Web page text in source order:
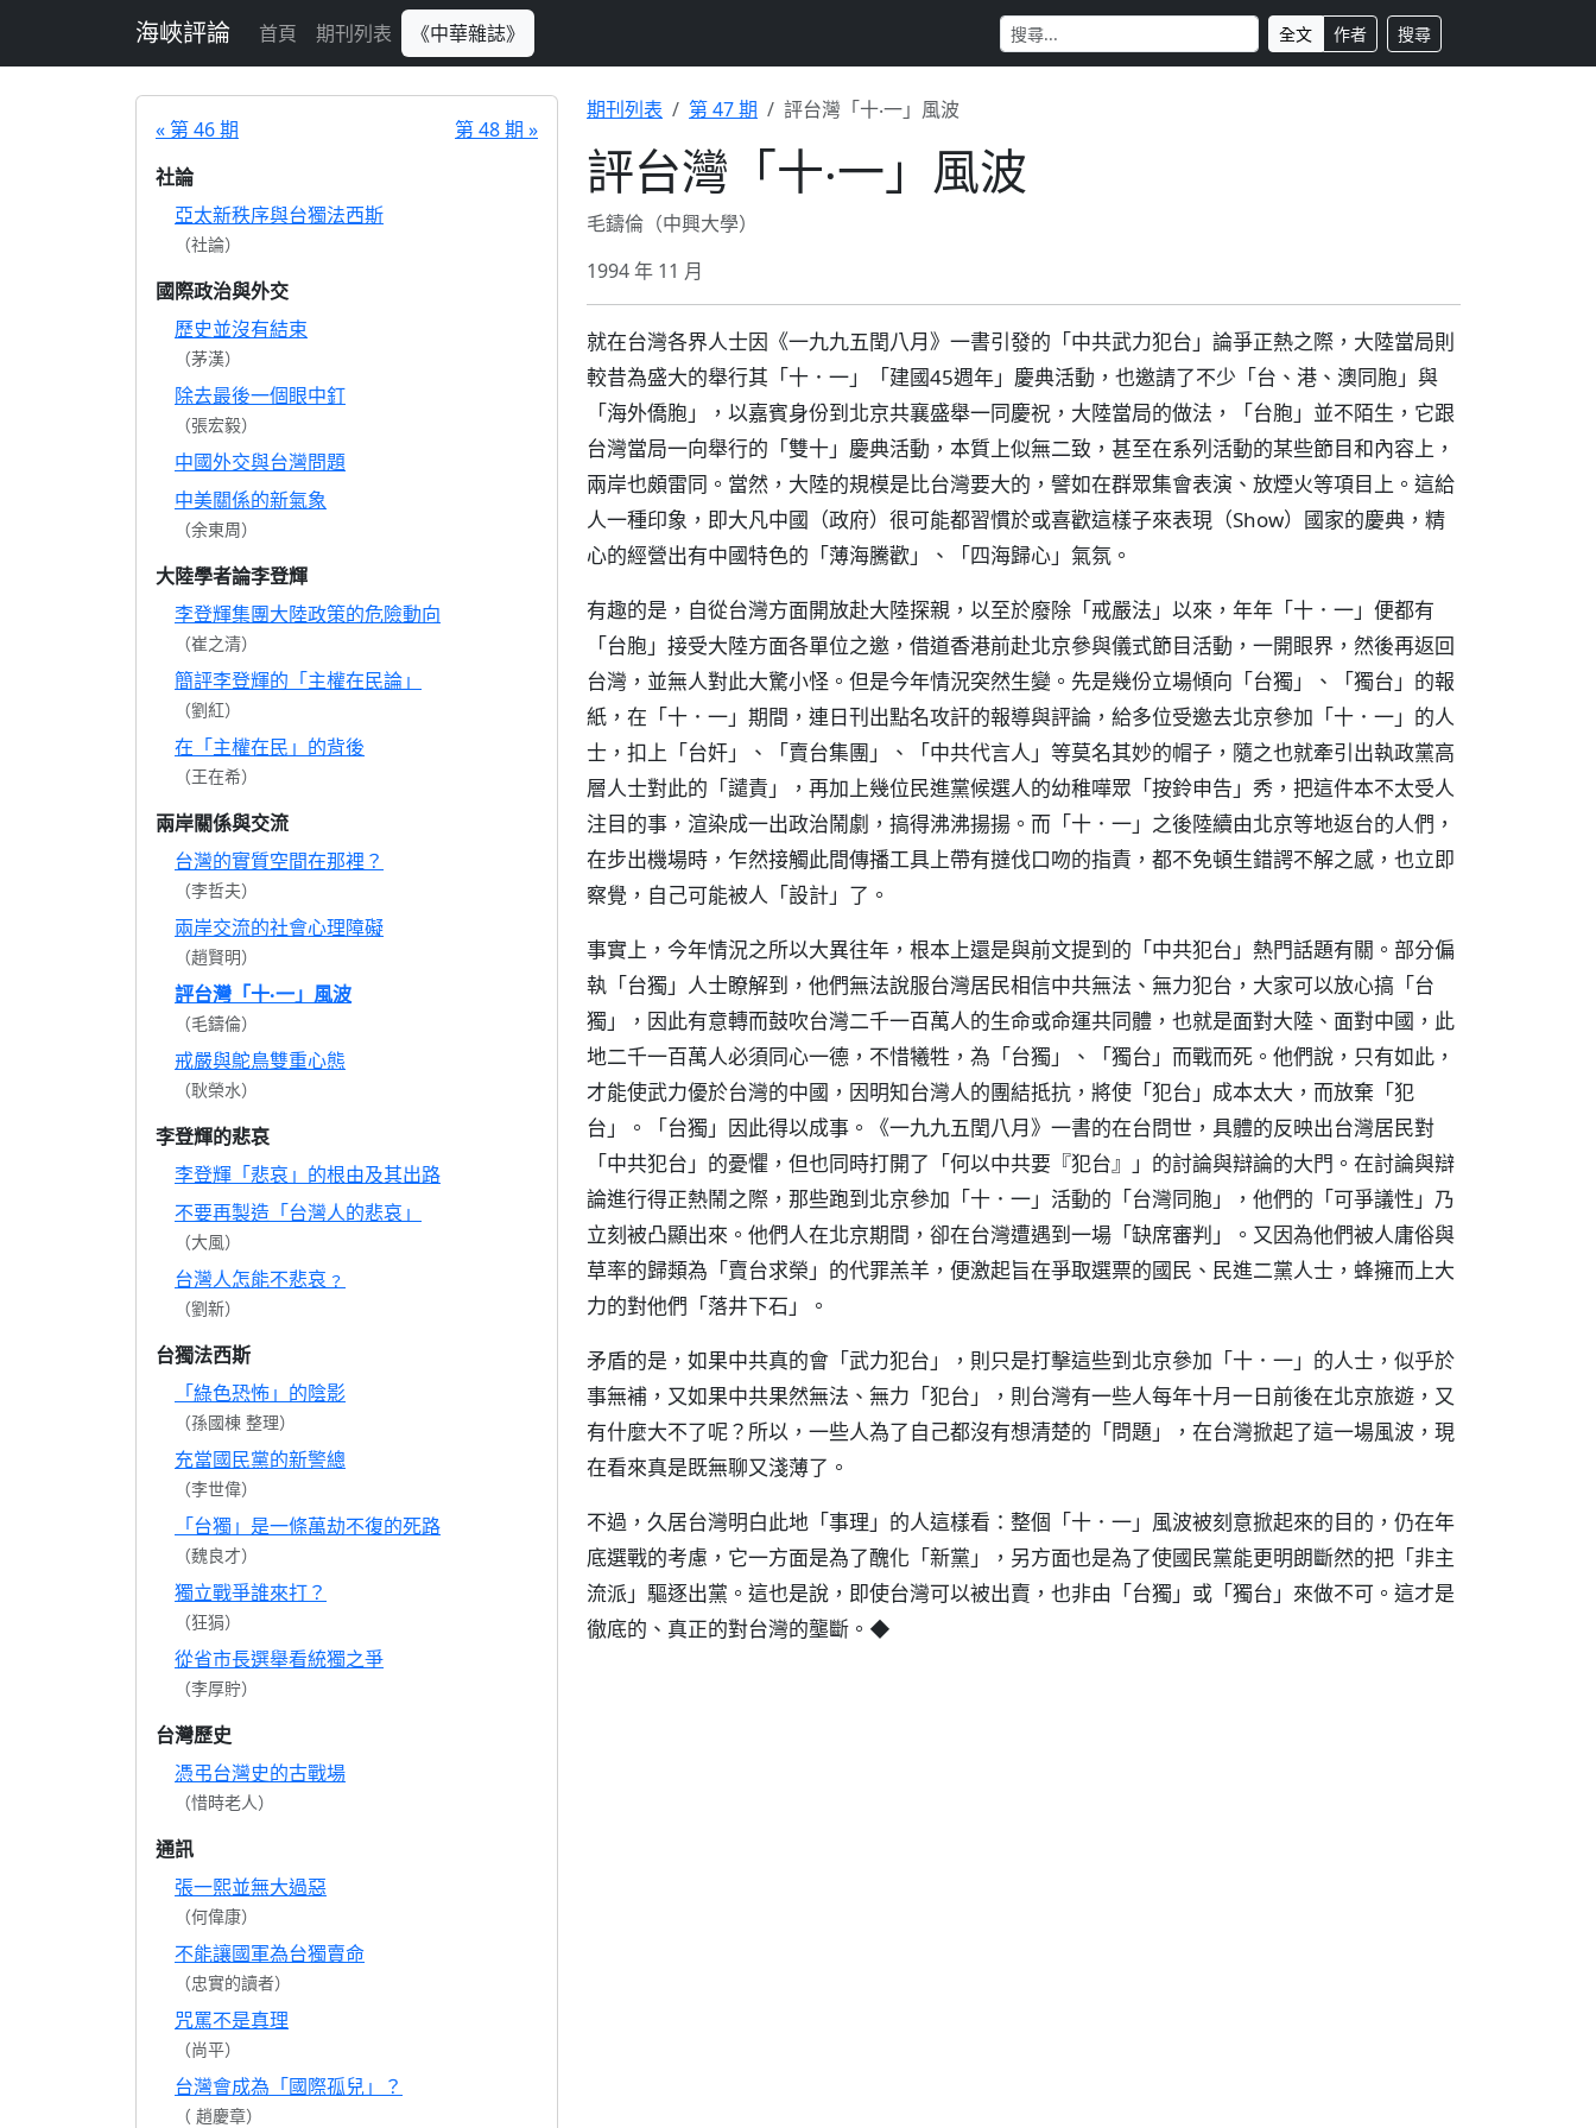
海峽評論 首頁 期刊列表 《中華雜誌》 全文 作者 搜尋
« 第 46 期
第 48 期 »
社論
亞太新秩序與台獨法西斯
（社論）
國際政治與外交
歷史並沒有結束
（茅漢）
除去最後一個眼中釘
（張宏毅）
中國外交與台灣問題
中美關係的新氣象
（余東周）
大陸學者論李登輝
李登輝集團大陸政策的危險動向
（崔之清）
簡評李登輝的「主權在民論」
（劉紅）
在「主權在民」的背後
（王在希）
兩岸關係與交流
台灣的實質空間在那裡？
（李哲夫）
兩岸交流的社會心理障礙
（趙賢明）
評台灣「十‧一」風波
（毛鑄倫）
戒嚴與鴕鳥雙重心態
（耿榮水）
李登輝的悲哀
李登輝「悲哀」的根由及其出路
不要再製造「台灣人的悲哀」
（大風）
台灣人怎能不悲哀﹖
（劉新）
台獨法西斯
「綠色恐怖」的陰影
（孫國棟 整理）
充當國民黨的新警總
（李世偉）
「台獨」是一條萬劫不復的死路
（魏良才）
獨立戰爭誰來打？
（狂狷）
從省市長選舉看統獨之爭
（李厚貯）
台灣歷史
憑弔台灣史的古戰場
（惜時老人）
通訊
張一熙並無大過惡
（何偉康）
不能讓國軍為台獨賣命
（忠實的讀者）
咒罵不是真理
（尚平）
台灣會成為「國際孤兒」？
（ 趙慶章）
期刊列表 第 47 期 評台灣「十‧一」風波
評台灣「十‧一」風波
毛鑄倫（中興大學）
1994 年 11 月
就在台灣各界人士因《一九九五閏八月》一書引發的「中共武力犯台」論爭正熱之際，大陸當局則
較昔為盛大的舉行其「十．一」「建國45週年」慶典活動，也邀請了不少「台、港、澳同胞」與
「海外僑胞」，以嘉賓身份到北京共襄盛舉一同慶祝，大陸當局的做法，「台胞」並不陌生，它跟
台灣當局一向舉行的「雙十」慶典活動，本質上似無二致，甚至在系列活動的某些節目和內容上，
兩岸也頗雷同。當然，大陸的規模是比台灣要大的，譬如在群眾集會表演、放煙火等項目上。這給
人一種印象，即大凡中國（政府）很可能都習慣於或喜歡這樣子來表現（Show）國家的慶典，精
心的經營出有中國特色的「薄海騰歡」、「四海歸心」氣氛。
有趣的是，自從台灣方面開放赴大陸探親，以至於廢除「戒嚴法」以來，年年「十．一」便都有
「台胞」接受大陸方面各單位之邀，借道香港前赴北京參與儀式節目活動，一開眼界，然後再返回
台灣，並無人對此大驚小怪。但是今年情況突然生變。先是幾份立場傾向「台獨」、「獨台」的報
紙，在「十．一」期間，連日刊出點名攻訐的報導與評論，給多位受邀去北京參加「十．一」的人
士，扣上「台奸」、「賣台集團」、「中共代言人」等莫名其妙的帽子，隨之也就牽引出執政黨高
層人士對此的「譴責」，再加上幾位民進黨候選人的幼稚嘩眾「按鈴申告」秀，把這件本不太受人
注目的事，渲染成一出政治鬧劇，搞得沸沸揚揚。而「十．一」之後陸續由北京等地返台的人們，
在步出機場時，乍然接觸此間傳播工具上帶有撻伐口吻的指責，都不免頓生錯諤不解之感，也立即
察覺，自己可能被人「設計」了。
事實上，今年情況之所以大異往年，根本上還是與前文提到的「中共犯台」熱門話題有關。部分偏
執「台獨」人士瞭解到，他們無法說服台灣居民相信中共無法、無力犯台，大家可以放心搞「台
獨」，因此有意轉而鼓吹台灣二千一百萬人的生命或命運共同體，也就是面對大陸、面對中國，此
地二千一百萬人必須同心一德，不惜犧牲，為「台獨」、「獨台」而戰而死。他們說，只有如此，
才能使武力優於台灣的中國，因明知台灣人的團結抵抗，將使「犯台」成本太大，而放棄「犯
台」。「台獨」因此得以成事。《一九九五閏八月》一書的在台問世，具體的反映出台灣居民對
「中共犯台」的憂懼，但也同時打開了「何以中共要『犯台』」的討論與辯論的大門。在討論與辯
論進行得正熱鬧之際，那些跑到北京參加「十．一」活動的「台灣同胞」，他們的「可爭議性」乃
立刻被凸顯出來。他們人在北京期間，卻在台灣遭遇到一場「缺席審判」。又因為他們被人庸俗與
草率的歸類為「賣台求榮」的代罪羔羊，便激起旨在爭取選票的國民、民進二黨人士，蜂擁而上大
力的對他們「落井下石」。
矛盾的是，如果中共真的會「武力犯台」，則只是打擊這些到北京參加「十．一」的人士，似乎於
事無補，又如果中共果然無法、無力「犯台」，則台灣有一些人每年十月一日前後在北京旅遊，又
有什麼大不了呢？所以，一些人為了自己都沒有想清楚的「問題」，在台灣掀起了這一場風波，現
在看來真是既無聊又淺薄了。
不過，久居台灣明白此地「事理」的人這樣看：整個「十．一」風波被刻意掀起來的目的，仍在年
底選戰的考慮，它一方面是為了醜化「新黨」，另方面也是為了使國民黨能更明朗斷然的把「非主
流派」驅逐出黨。這也是說，即使台灣可以被出賣，也非由「台獨」或「獨台」來做不可。這才是
徹底的、真正的對台灣的壟斷。◆